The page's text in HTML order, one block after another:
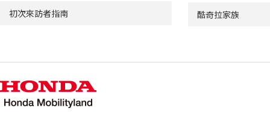
初次來訪者指南 酷奇拉家族